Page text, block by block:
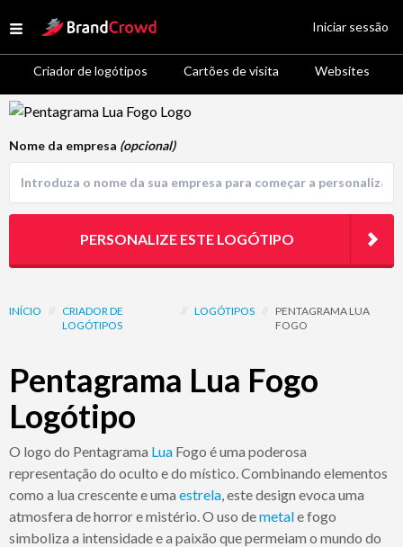
Open menu
Site Logo
Criador de logótipos Cartões de visita Websites
Iniciar sessão
Logo Template Preview
INÍCIO // CRIADOR DE
LOGÓTIPOS
// LOGÓTIPOS // PENTAGRAMA LUA
FOGO
Pentagrama Lua Fogo
Logótipo
O logo do Pentagrama Lua Fogo é uma poderosa
representação do oculto e do místico. Combinando elementos
como a lua crescente e uma estrela, este design evoca uma
atmosfera de horror e mistério. O uso demetale fogo
simboliza a intensidade e a paixão que permeiam o mundo do
Nome da empresa (opcional)
PERSONALIZE ESTE LOGÓTIPO